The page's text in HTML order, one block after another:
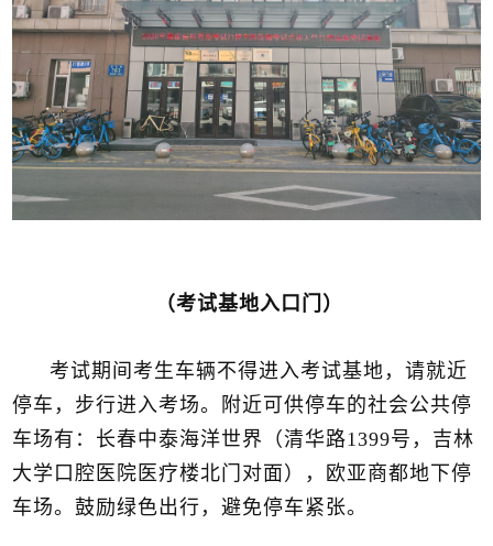
（考试基地入口门）
考试期间考生车辆不得进入考试基地，请就近
停车，步行进入考场。附近可供停车的社会公共停
车场有：长春中泰海洋世界（清华路1399号，吉林
大学口腔医院医疗楼北门对面），欧亚商都地下停
车场。鼓励绿色出行，避免停车紧张。